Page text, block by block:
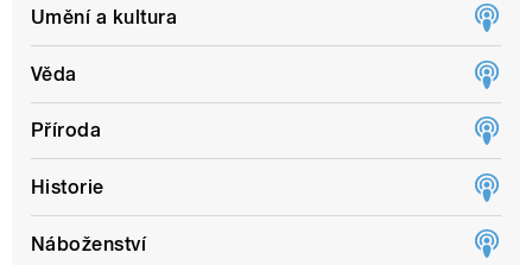
Umění a kultura
Věda
Příroda
Historie
Náboženství